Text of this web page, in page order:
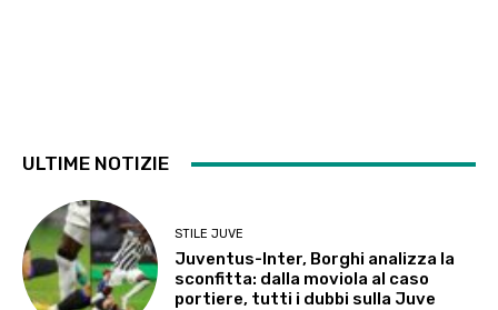
ULTIME NOTIZIE
STILE JUVE
Juventus-Inter, Borghi analizza la
sconfitta: dalla moviola al caso
portiere, tutti i dubbi sulla Juve